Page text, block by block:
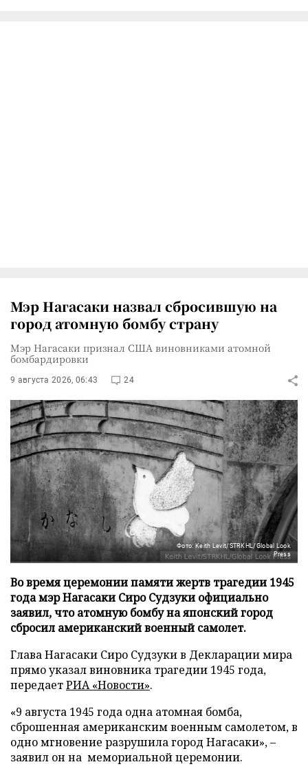
Мэр Нагасаки назвал сбросившую на
город атомную бомбу страну
Мэр Нагасаки признал США виновниками атомной
бомбардировки
9 августа 2026, 06:43 24
Фото: Keith Levit/STRKHL/Global Look
Press
Во время церемонии памяти жертв трагедии 1945
года мэр Нагасаки Сиро Судзуки официально
заявил, что атомную бомбу на японский город
сбросил американский военный самолет.
Глава Нагасаки Сиро Судзуки в Декларации мира
прямо указал виновника трагедии 1945 года,
передаетРИА «Новости».
«9 августа 1945 года одна атомная бомба,
сброшенная американским военным самолетом, в
одно мгновение разрушила город Нагасаки», –
заявил он на мемориальной церемонии.